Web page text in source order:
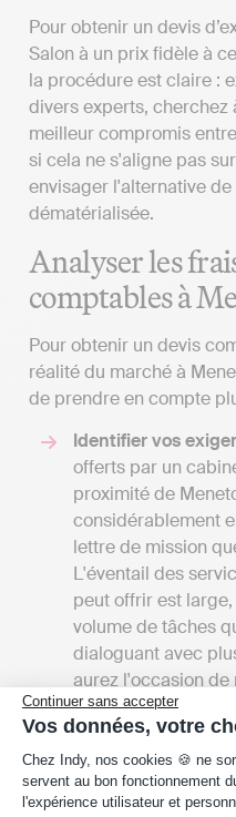
Continuer sans accepter
Vos données, votre
Plateforme de
Chez Indy, nos cookies 🍪 ne
servent au bon fonctionnement
l'expérience utilisateur et
Pour obtenir un devis
Salon à un prix fidèle à
la procédure est claire :
divers experts,
meilleur compromis
si cela ne s'aligne pas
envisager l'alternative
dématérialisée.
Analyser les
comptables à
Pour obtenir un devis
réalité du marché à
de prendre en compte
Identifier vos
offerts par un
proximité de
considérablement
lettre de mission
L'éventail des
peut offrir est
volume de tâches
dialoguant avec
aurez l'occasion
de comparer les
offerts. Cela vous
globale des
Menetou-Salon.